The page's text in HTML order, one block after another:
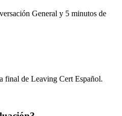
General y 5 minutos de
final de Leaving Cert Español.